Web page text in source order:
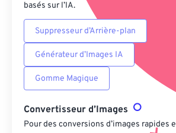
basés sur l’IA.
Suppresseur d’Arrière-plan
Générateur d’Images IA
Gomme Magique
Convertisseur d’Images
Pour des conversions d’images rapides